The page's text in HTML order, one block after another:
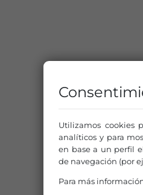
Utilizamos cookies
analíticos y para
en base a un perfil
de navegación (por
Para más